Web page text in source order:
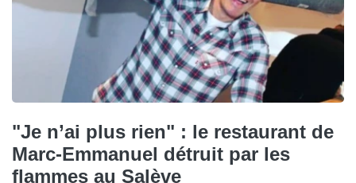
"Je n’ai plus rien" : le restaurant de
Marc-Emmanuel détruit par les
flammes au Salève